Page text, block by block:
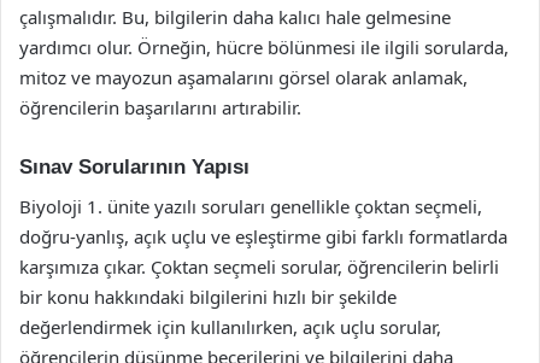
çalışmalıdır. Bu, bilgilerin daha kalıcı hale gelmesine
yardımcı olur. Örneğin, hücre bölünmesi ile ilgili sorularda,
mitoz ve mayozun aşamalarını görsel olarak anlamak,
öğrencilerin başarılarını artırabilir.
Sınav Sorularının Yapısı
Biyoloji 1. ünite yazılı soruları genellikle çoktan seçmeli,
doğru-yanlış, açık uçlu ve eşleştirme gibi farklı formatlarda
karşımıza çıkar. Çoktan seçmeli sorular, öğrencilerin belirli
bir konu hakkındaki bilgilerini hızlı bir şekilde
değerlendirmek için kullanılırken, açık uçlu sorular,
öğrencilerin düşünme becerilerini ve bilgilerini daha